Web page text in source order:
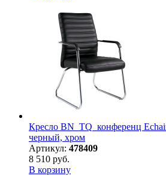
Кресло BN_TQ_конференц
черный, хром
Артикул: 478409
8 510 руб.
В корзину